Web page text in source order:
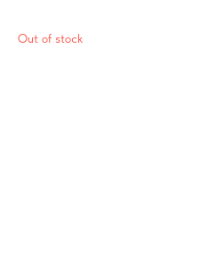
Out of stock